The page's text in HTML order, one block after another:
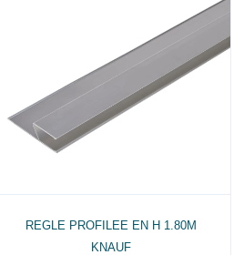
REGLE PROFILEE EN H 1.80M
KNAUF